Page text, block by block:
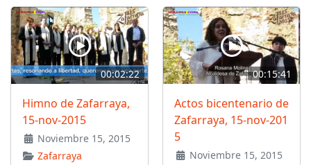
00:02:22
Himno de Zafarraya,
15-nov-2015
Noviembre 15, 2015
Zafarraya
00:15:41
Actos bicentenario de
Zafarraya, 15-nov-201
5
Noviembre 15, 2015